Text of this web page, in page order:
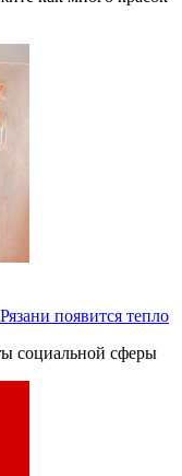
появится тепло
социальной сферы